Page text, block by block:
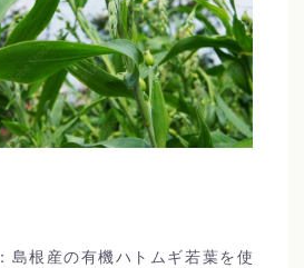
：島根産の有機ハトムギ若葉を使